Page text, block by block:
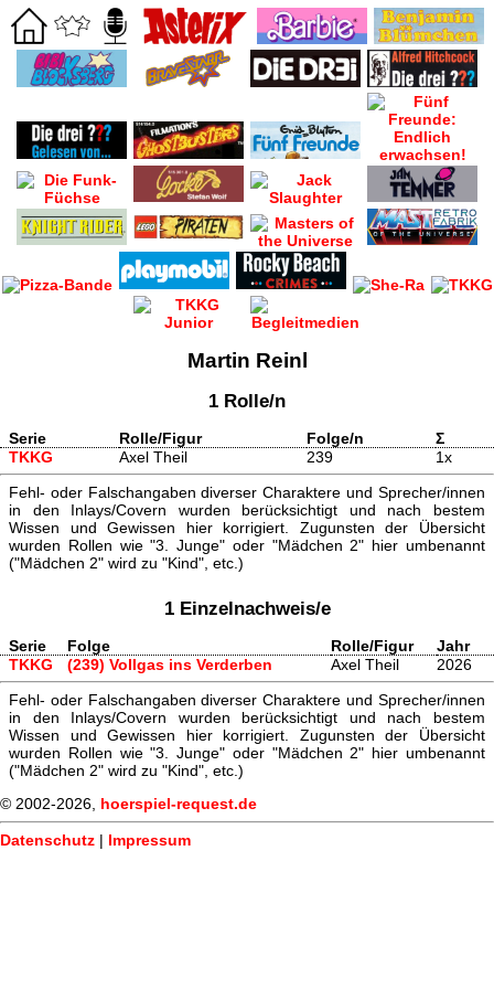
Martin Reinl
1 Rolle/n
Serie Rolle/Figur Folge/n
Σ
TKKG
Axel Theil 239 1x
Fehl- oder Falschangaben diverser Charaktere und Sprecher/innen
in den Inlays/Covern wurden berücksichtigt und nach bestem
Wissen und Gewissen hier korrigiert. Zugunsten der Übersicht
wurden Rollen wie "3. Junge" oder "Mädchen 2" hier umbenannt
("Mädchen 2" wird zu "Kind", etc.)
1 Einzelnachweis/e
Serie Folge Rolle/Figur
Jahr
TKKG
(239) Vollgas ins Verderben Axel Theil 2026
Fehl- oder Falschangaben diverser Charaktere und Sprecher/innen
in den Inlays/Covern wurden berücksichtigt und nach bestem
Wissen und Gewissen hier korrigiert. Zugunsten der Übersicht
wurden Rollen wie "3. Junge" oder "Mädchen 2" hier umbenannt
("Mädchen 2" wird zu "Kind", etc.)
© 2002-2026, hoerspiel-request.de
Datenschutz | Impressum